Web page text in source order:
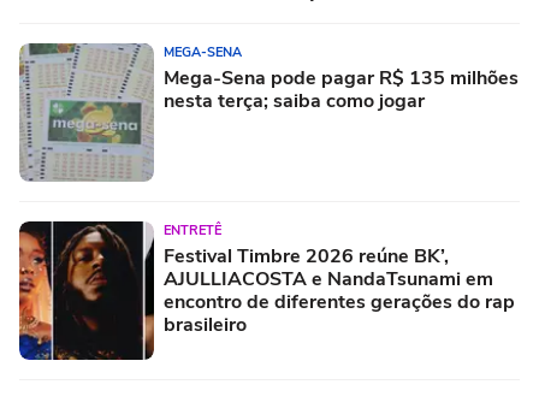
MEGA-SENA
Mega-Sena pode pagar R$ 135 milhões
nesta terça; saiba como jogar
ENTRETÊ
Festival Timbre 2026 reúne BK’,
AJULLIACOSTA e NandaTsunami em
encontro de diferentes gerações do rap
brasileiro